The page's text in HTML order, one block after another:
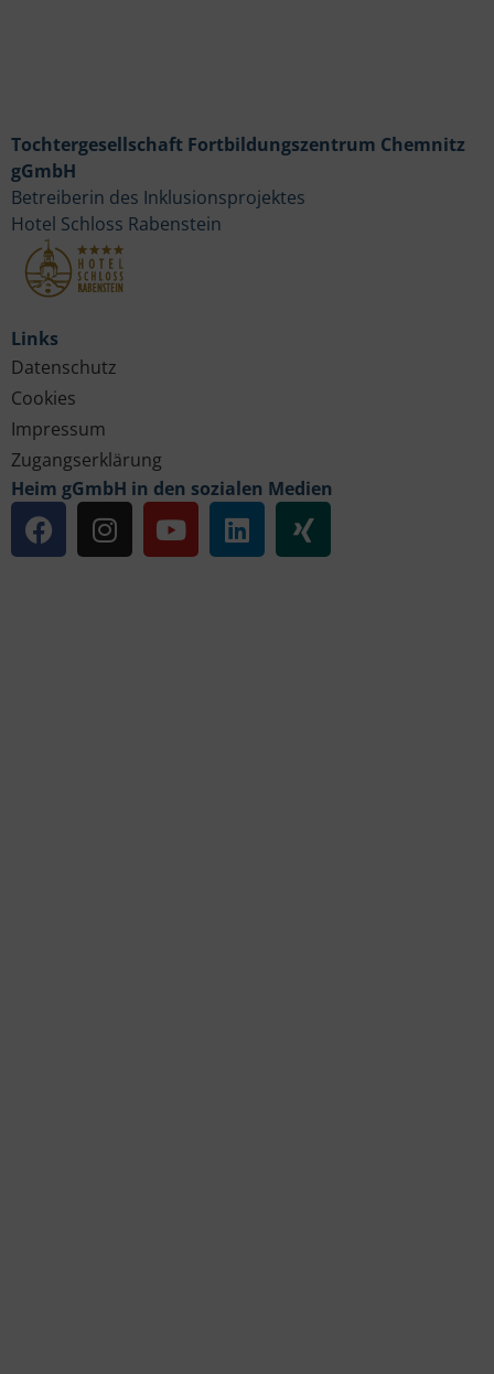
Links
Datenschutz
Cookies
Impressum
Zugangserklärung
Heim gGmbH in den sozialen Medien
Tochtergesellschaft Fortbildungszentrum Chemnitz
gGmbH
Betreiberin des Inklusionsprojektes
Hotel Schloss Rabenstein